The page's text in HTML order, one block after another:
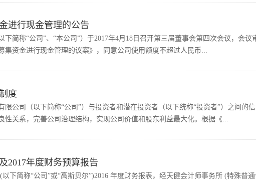
进行现金管理的公告
简称“公司”、“本公司”）于2017年4月18日召开第三届董事会第四次会议，会议
集资金进行现金管理的议案》，同意公司使用额度不超过人民币...
度
限公司（以下简称“公司”）与投资者和潜在投资者（以下统称“投资者”）之间的
性关系，完善公司治理结构，实现公司价值和股东利益最大化。根据《...
2017年度财务预算报告
下简称“公司”或“高斯贝尔”)2016 年度财务报表，经天健会计师事务所 (特殊普